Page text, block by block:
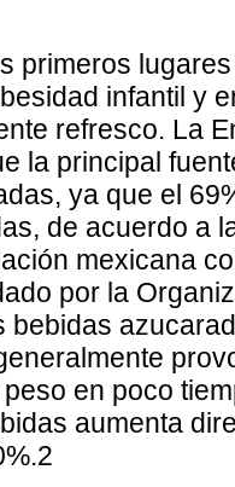
primeros
infantil y
refresco. La
la principal
ya que el
de acuerdo a
mexicana
por la
bebidas
en poco
aumenta